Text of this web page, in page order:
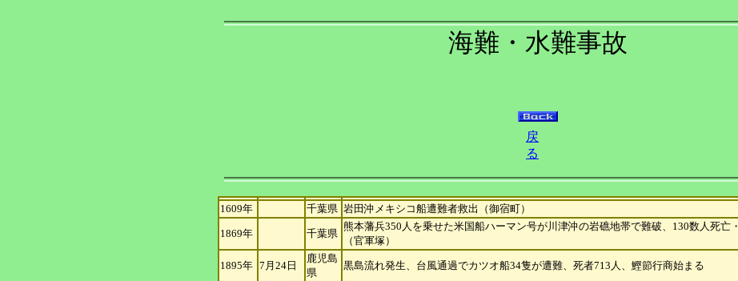
海難・水難事故
戻
る
1609年 千葉県 岩田沖メキシコ船遭難者救出（御宿町）
1869年 千葉県
熊本藩兵350人を乗せた米国船ハーマン号が川津沖の岩礁地帯で難破、130数人死亡・
（官軍塚）
1895年 7月24日
鹿児島
県
黒島流れ発生、台風通過でカツオ船34隻が遭難、死者713人、鰹節行商始まる